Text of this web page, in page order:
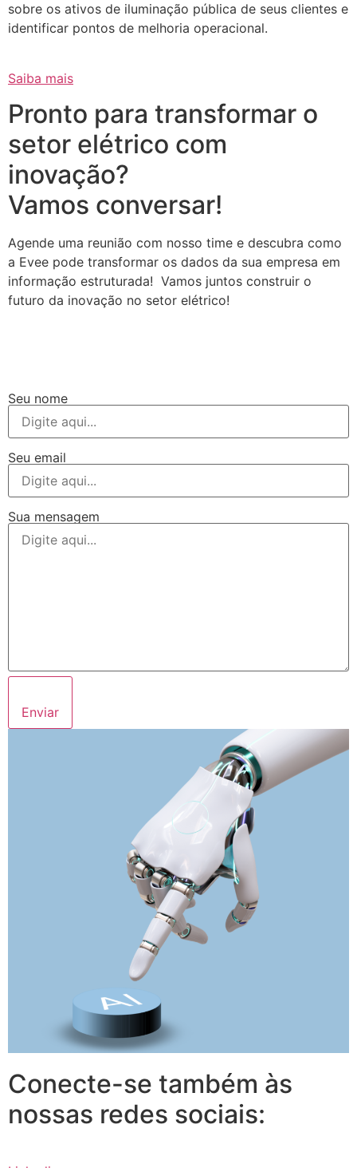
sobre os ativos de iluminação pública de seus clientes e
identificar pontos de melhoria operacional.
Saiba mais
Pronto para transformar o
setor elétrico com
inovação?
Vamos conversar!
Agende uma reunião com nosso time e descubra como
a Evee pode transformar os dados da sua empresa em
informação estruturada! Vamos juntos construir o
futuro da inovação no setor elétrico!
Seu nome
Seu email
Sua mensagem
Enviar
Conecte-se também às
nossas redes sociais: